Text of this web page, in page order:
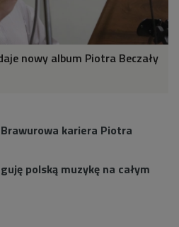
nowy album Piotra Beczały
kariera Piotra
polską muzykę na całym